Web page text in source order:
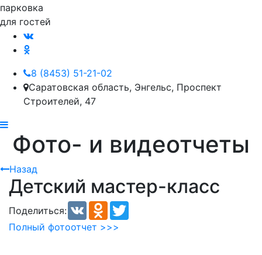
парковка
для гостей
8 (8453) 51-21-02
Саратовская область, Энгельс, Проспект
Строителей, 47
Фото- и видеотчеты
Назад
Детский мастер-класс
Поделиться: VK Odnoklassniki
Полный фотоотчет >>>